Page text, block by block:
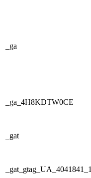
_ga
_ga_4H8KDTW0CE
_gat
_gat_gtag_UA_4041841_1